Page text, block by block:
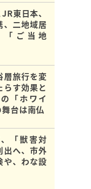
東日本、
、二地域居
ご当地
層旅行を変
らす効果と
「ホワイ
台は南仏
「獣害対
出へ、市外
や、わな設